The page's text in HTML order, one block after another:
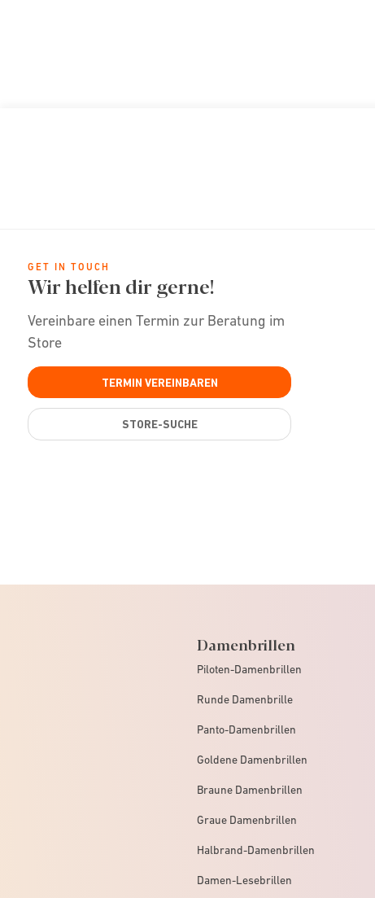
GET IN TOUCH
Wir helfen dir gerne!
Vereinbare einen Termin zur Beratung im
Store
TERMIN VEREINBAREN
STORE-SUCHE
Damenbrillen
Piloten-Damenbrillen
Runde Damenbrille
Panto-Damenbrillen
Goldene Damenbrillen
Braune Damenbrillen
Graue Damenbrillen
Halbrand-Damenbrillen
Damen-Lesebrillen